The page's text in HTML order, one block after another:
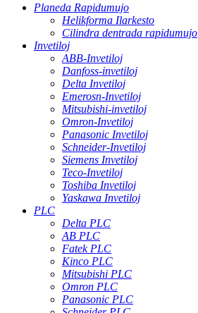
Planeda Rapidumujo
Helikforma Ilarkesto
Cilindra dentrada rapidumujo
Invetiloj
ABB-Invetiloj
Danfoss-invetiloj
Delta Invetiloj
Emerosn-Invetiloj
Mitsubishi-invetiloj
Omron-Invetiloj
Panasonic Invetiloj
Schneider-Invetiloj
Siemens Invetiloj
Teco-Invetiloj
Toshiba Invetiloj
Yaskawa Invetiloj
PLC
Delta PLC
AB PLC
Fatek PLC
Kinco PLC
Mitsubishi PLC
Omron PLC
Panasonic PLC